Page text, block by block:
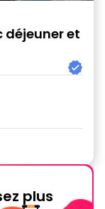
déjeuner et
plus